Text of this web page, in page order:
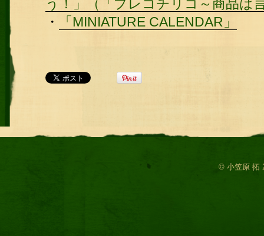
う！」（「プレコチリコ～商品は
・
「MINIATURE CALENDAR」
© 小笠原 拓